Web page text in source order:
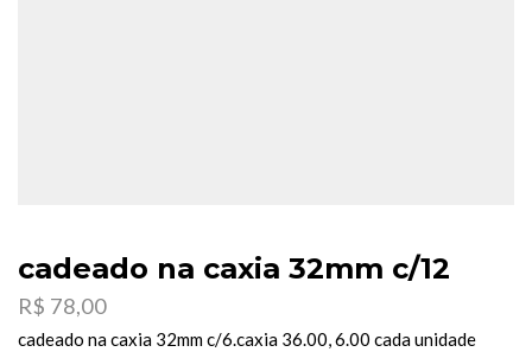
cadeado na caxia 32mm c/12
R$ 78,00
cadeado na caxia 32mm c/6.caxia 36.00, 6.00 cada unidade